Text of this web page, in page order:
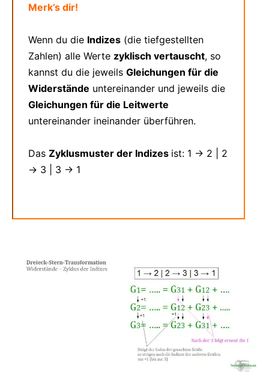
Merk’s dir!
Wenn du die Indizes (die tiefgestellten
Zahlen) alle Werte zyklisch vertauscht, so
kannst du die jeweils Gleichungen für die
Widerstände untereinander und jeweils die
Gleichungen für die Leitwerte
untereinander ineinander überführen.
Das Zyklusmuster der Indizes ist: 1 → 2 | 2
→ 3 | 3 → 1